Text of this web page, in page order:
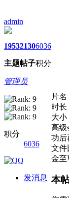
admin
1953
主题
2130
帖子
6036
积分
管理员
积分
6036
发消息
片
时长
大小
高级
功后
文件
金至
本